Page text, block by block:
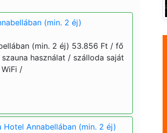
(min. 2 éj)
(min. 2 éj) 53.856 Ft / fő
használat / szálloda saját
/
Annabellában (min. 2 éj)